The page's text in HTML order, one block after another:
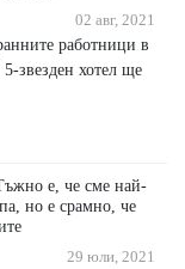
02 авг, 2021
работници в
звезден хотел ще
е, че сме най-
но е срамно, че
29 юли, 2021